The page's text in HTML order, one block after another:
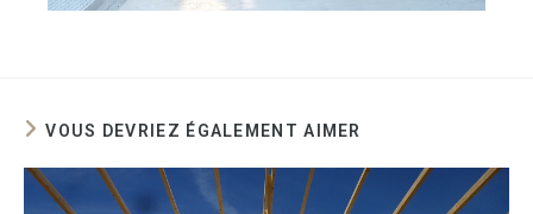
VOUS DEVRIEZ ÉGALEMENT AIMER